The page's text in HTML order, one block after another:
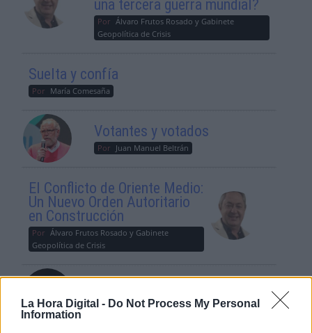
La Hora Digital - Do Not Process My Personal
Information
una tercera guerra mundial?
Por Álvaro Frutos Rosado y Gabinete
Geopolítica de Crisis
Suelta y confía
Por María Comesaña
Votantes y votados
Por Juan Manuel Beltrán
El Conflicto de Oriente Medio:
Un Nuevo Orden Autoritario
en Construcción
Por Álvaro Frutos Rosado y Gabinete
Geopolítica de Crisis
Por Carlos Miranda